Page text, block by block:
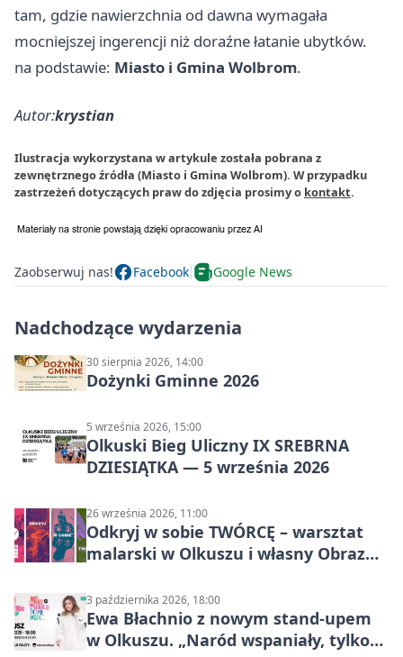
tam, gdzie nawierzchnia od dawna wymagała
mocniejszej ingerencji niż doraźne łatanie ubytków.
na podstawie: Miasto i Gmina Wolbrom.
Autor:krystian
Ilustracja wykorzystana w artykule została pobrana z
zewnętrznego źródła (Miasto i Gmina Wolbrom). W przypadku
zastrzeżeń dotyczących praw do zdjęcia prosimy o kontakt.
Zaobserwuj nas! Facebook Google News
Nadchodzące wydarzenia
30 sierpnia 2026, 14:00
Dożynki Gminne 2026
5 września 2026, 15:00
Olkuski Bieg Uliczny IX SREBRNA
DZIESIĄTKA — 5 września 2026
26 września 2026, 11:00
Odkryj w sobie TWÓRCĘ – warsztat
malarski w Olkuszu i własny Obraz
3 października 2026, 18:00
Ewa Błachnio z nowym stand-upem
w Olkuszu. „Naród wspaniały, tylko